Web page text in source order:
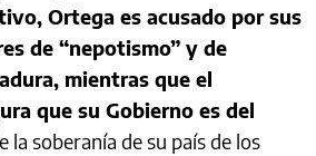
Ortega es acusado por sus
de “nepotismo” y de
mientras que el
que su Gobierno es del
la soberanía de su país de los